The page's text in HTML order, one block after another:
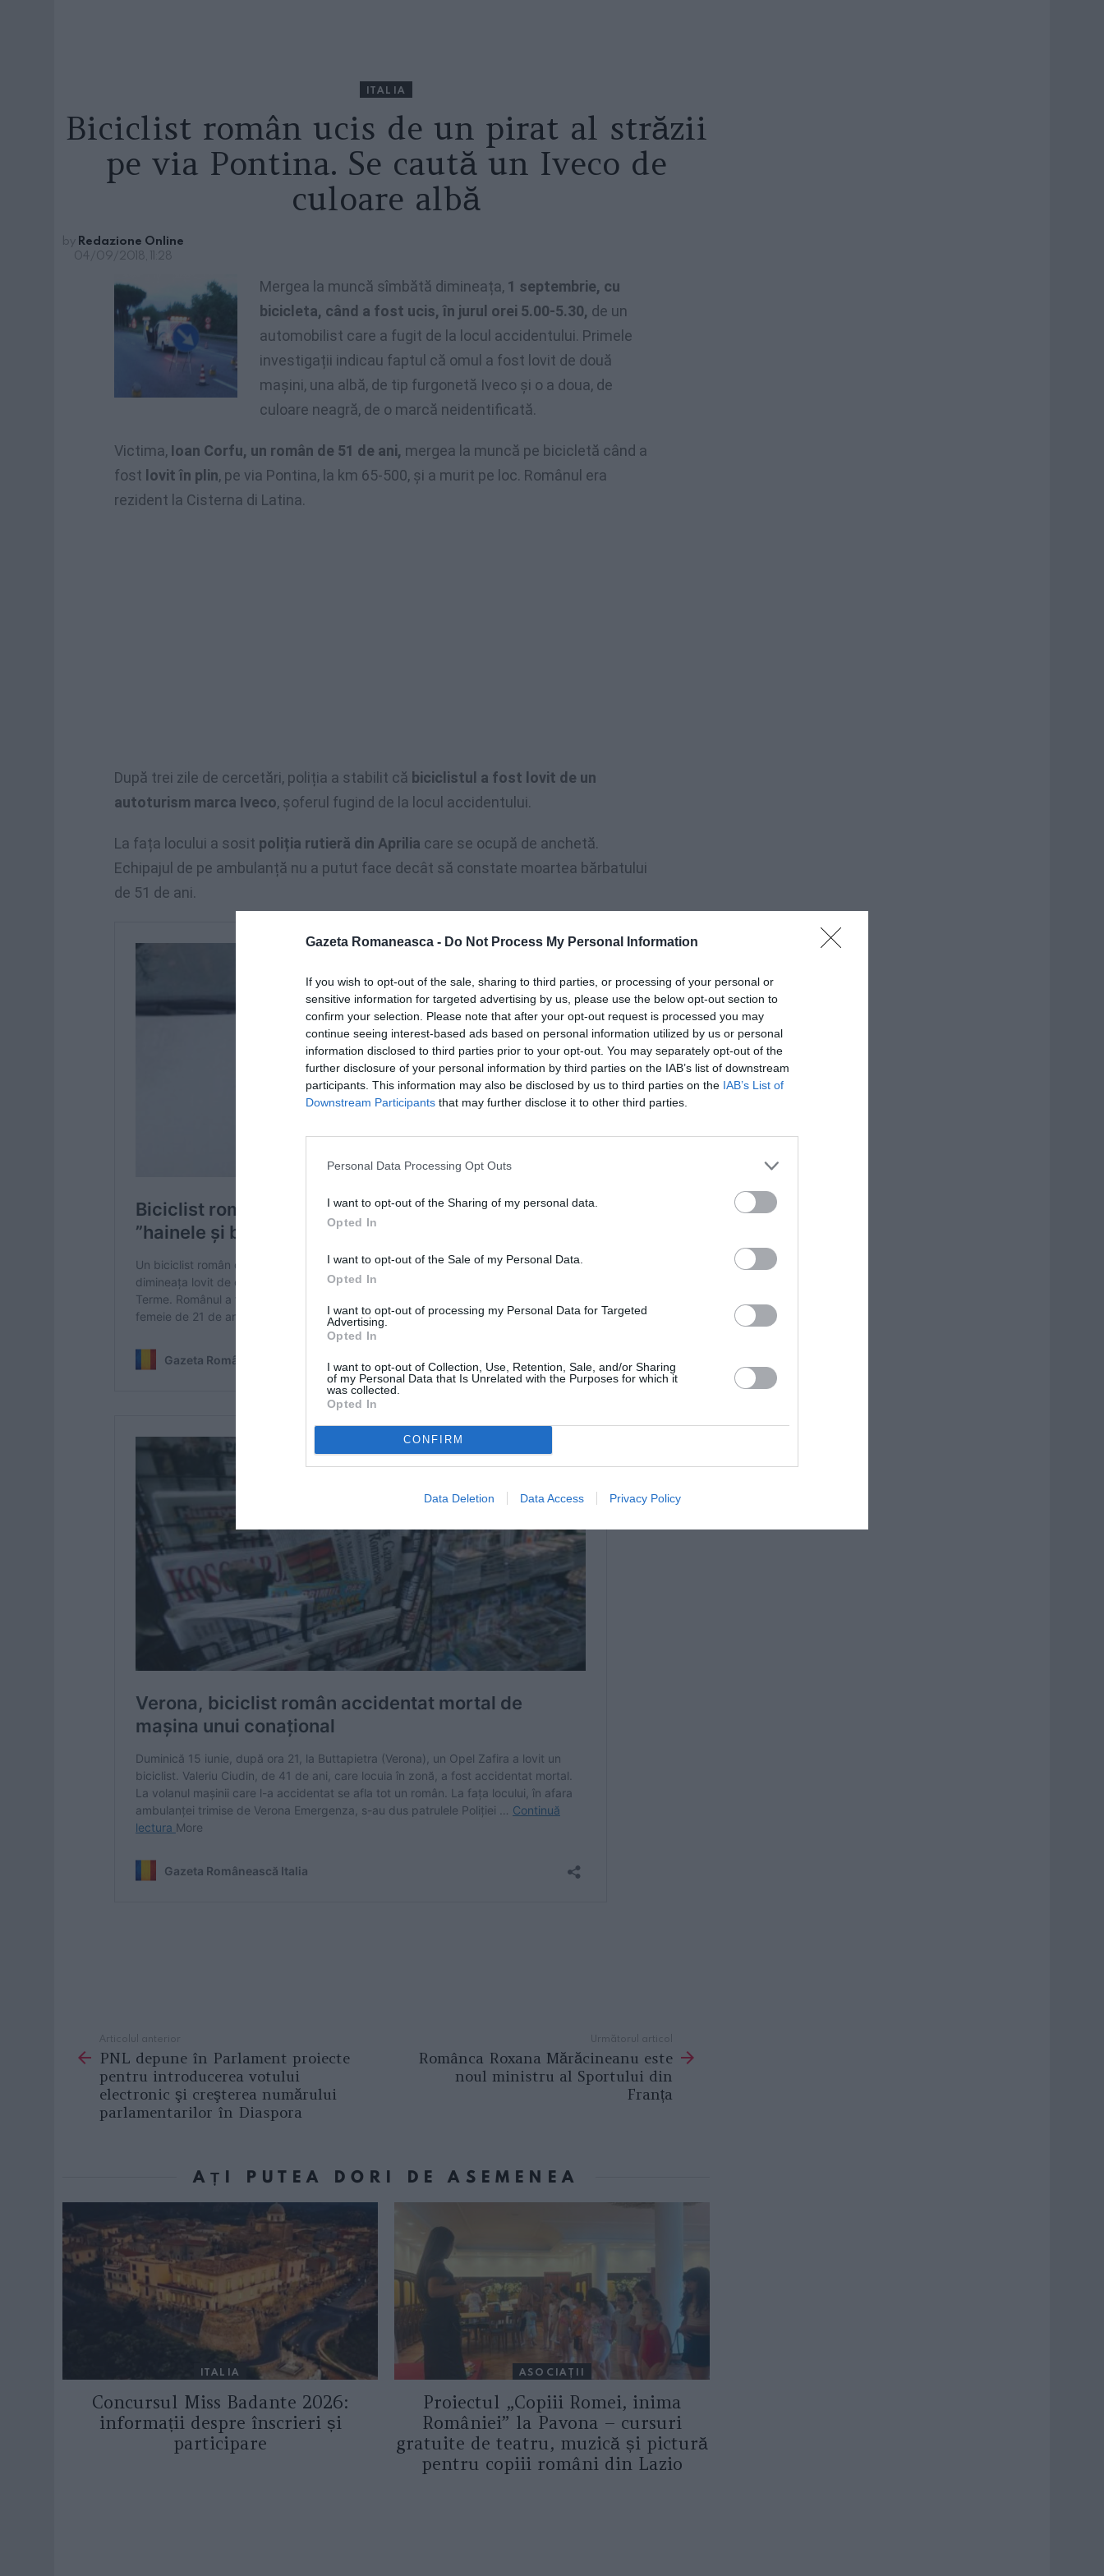
Gazeta Romaneasca - Do Not Process My Personal Information
If you wish to opt-out of the sale, sharing to third parties, or processing of your personal or
sensitive information for targeted advertising by us, please use the below opt-out section to
confirm your selection. Please note that after your opt-out request is processed you may
continue seeing interest-based ads based on personal information utilized by us or personal
information disclosed to third parties prior to your opt-out. You may separately opt-out of the
further disclosure of your personal information by third parties on the IAB’s list of downstream
participants. This information may also be disclosed by us to third parties on the IAB’s List of
Downstream Participants that may further disclose it to other third parties.
Personal Data Processing Opt Outs
I want to opt-out of the Sharing of my personal data.
Opted In
I want to opt-out of the Sale of my Personal Data.
Opted In
I want to opt-out of processing my Personal Data for Targeted
Advertising.
Opted In
I want to opt-out of Collection, Use, Retention, Sale, and/or Sharing
of my Personal Data that Is Unrelated with the Purposes for which it
was collected.
Opted In
CONFIRM
Data Deletion Data Access Privacy Policy
ITALIA
Biciclist român ucis de un pirat al străzii
pe via Pontina. Se caută un Iveco de
culoare albă
by Redazione Online
04/09/2018, 11:28
Mergea la muncă sîmbătă dimineața, 1 septembrie, cu
bicicleta, când a fost ucis, în jurul orei 5.00-5.30, de un
automobilist care a fugit de la locul accidentului. Primele
investigații indicau faptul că omul a fost lovit de două
mașini, una albă, de tip furgonetă Iveco și o a doua, de
culoare neagră, de o marcă neidentificată.
Victima, Ioan Corfu, un român de 51 de ani, mergea la muncă pe bicicletă când a
fost lovit în plin, pe via Pontina, la km 65-500, și a murit pe loc. Românul era
rezident la Cisterna di Latina.
După trei zile de cercetări, poliția a stabilit că biciclistul a fost lovit de un
autoturism marca Iveco, șoferul fugind de la locul accidentului.
La fața locului a sosit poliția rutieră din Aprilia care se ocupă de anchetă.
Echipajul de pe ambulanță nu a putut face decât să constate moartea bărbatului
de 51 de ani.
more
Articolul anterior
PNL depune în Parlament proiecte
pentru introducerea votului
electronic şi creşterea numărului
parlamentarilor în Diaspora
Următorul articol
Românca Roxana Mărăcineanu este
noul ministru al Sportului din
Franța
AȚI PUTEA DORI DE ASEMENEA
ITALIA
Concursul Miss Badante 2026:
informații despre înscrieri și
participare
ASOCIAŢII
Proiectul „Copiii Romei, inima
României” la Pavona – cursuri
gratuite de teatru, muzică și pictură
pentru copiii români din Lazio